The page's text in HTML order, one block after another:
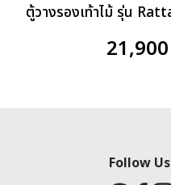
ตู้วางรองเท้าไม้ รุ่น
21,900
Follow Us